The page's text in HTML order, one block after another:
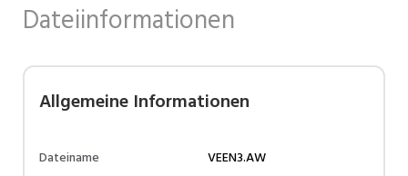
Dateiinformationen
Allgemeine Informationen
Dateiname
VEEN3.AW